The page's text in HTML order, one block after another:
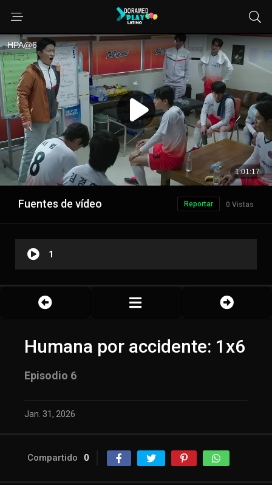
Fuentes de vídeo 0 Vistas
Reportar
1
Humana por accidente: 1x6
Episodio 6
Jan. 31, 2026
Compartido 0